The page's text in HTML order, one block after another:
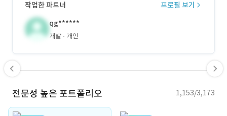
작업한 파트너
프로필 보기
qg******
개발 개인
전문성 높은 포트폴리오 1,153/3,173